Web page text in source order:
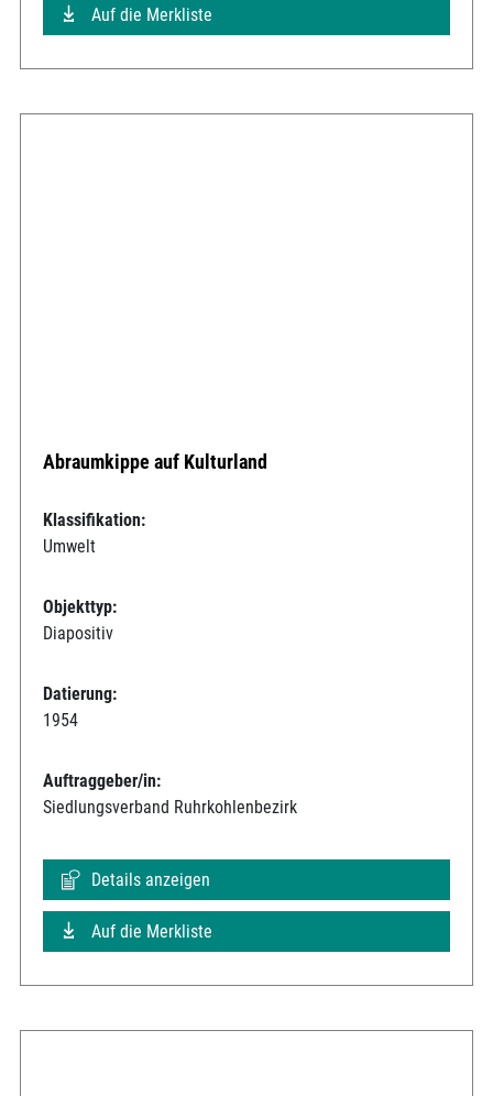
Auf die Merkliste
Abraumkippe auf Kulturland
Klassifikation:
Umwelt
Objekttyp:
Diapositiv
Datierung:
1954
Auftraggeber/in:
Siedlungsverband Ruhrkohlenbezirk
Details anzeigen
Auf die Merkliste